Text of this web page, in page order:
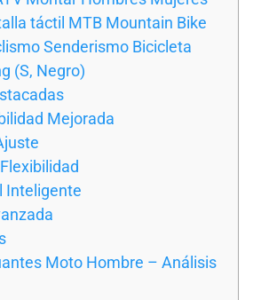
táctil MTB Mountain Bike
Senderismo Bicicleta
(S, Negro)
Mejorada
Inteligente
Moto Hombre – Análisis